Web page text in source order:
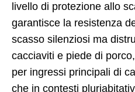
livello di protezione allo
garantisce la resistenza
scasso silenziosi ma
cacciaviti e piede di
per ingressi principali di
che in contesti